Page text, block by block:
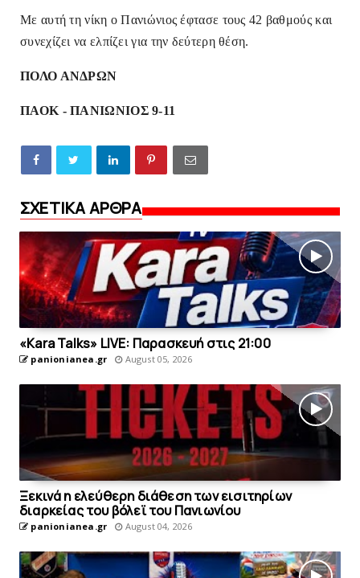
Με αυτή τη νίκη ο Πανιώνιος έφτασε τους 42 βαθμούς και
συνεχίζει να ελπίζει για την δεύτερη θέση.
ΠΟΛΟ ΑΝΔΡΩΝ
ΠΑΟΚ - ΠΑΝΙΩΝΙΟΣ 9-11
ΣΧΕΤΙΚΑ ΑΡΘΡΑ
«Kara Talks» LIVE: Παρασκευή στις 21:00
panionianea.gr August 05, 2026
Ξεκινά η ελεύθερη διάθεση των εισιτηρίων
διαρκείας του βόλεϊ τoυ Πανιωνίου
panionianea.gr August 04, 2026